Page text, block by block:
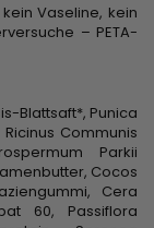
Vaseline, kein
– PETA-
Blattsaft*, Punica
Communis
Parkii
Cocos
Cera
60, Passiflora